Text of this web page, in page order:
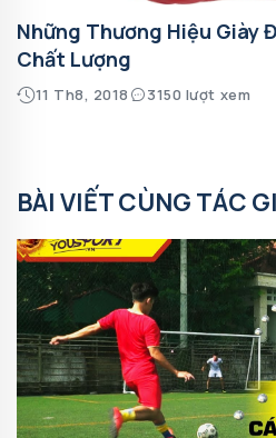
Những Thương Hiệu Giày
Chất Lượng
11 Th8, 2018 3150 lượt xem
BÀI VIẾT CÙNG TÁC